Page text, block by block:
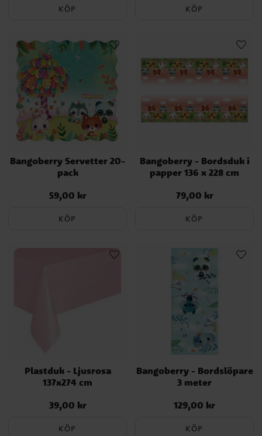
KÖP KÖP
Bangoberry Servetter 20-
pack
Pris:59,00 kr
59,00 kr
KÖP
Bangoberry - Bordsduk i
papper 136 x 228 cm
Pris:79,00 kr
79,00 kr
KÖP
Plastduk - Ljusrosa
137x274 cm
Pris:39,00 kr
39,00 kr
KÖP
Bangoberry - Bordslöpare
3 meter
Pris:129,00 kr
129,00 kr
KÖP